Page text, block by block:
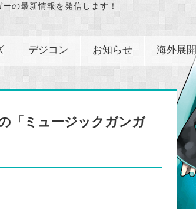
の最新情報を発信します！
デジコン お知らせ 海外展開
「ミュージックガンガ